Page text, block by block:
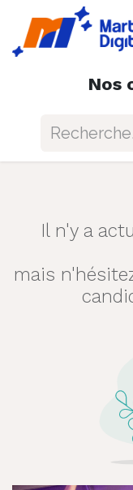
Nos
Il n'y a
mais